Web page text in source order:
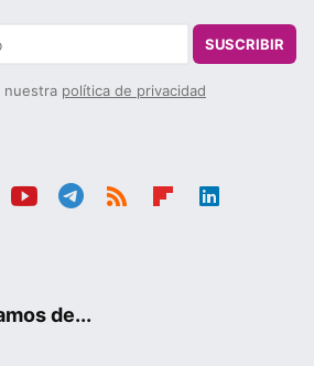
SUSCRIBIR
nuestra política de privacidad
de...